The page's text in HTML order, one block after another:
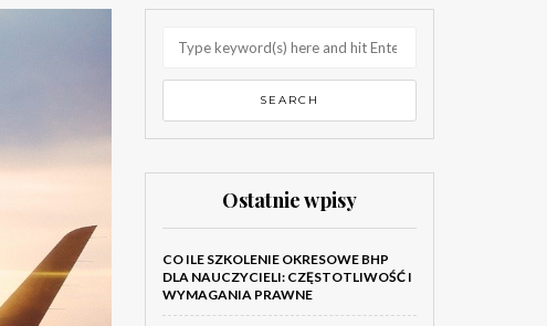
Ostatnie wpisy
CO ILE SZKOLENIE OKRESOWE BHP
DLA NAUCZYCIELI: CZĘSTOTLIWOŚĆ I
WYMAGANIA PRAWNE